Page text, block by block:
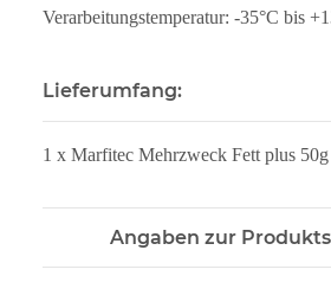
Verarbeitungstemperatur: -35°C bis
Lieferumfang:
1 x Marfitec Mehrzweck Fett plus 50g
Angaben zur